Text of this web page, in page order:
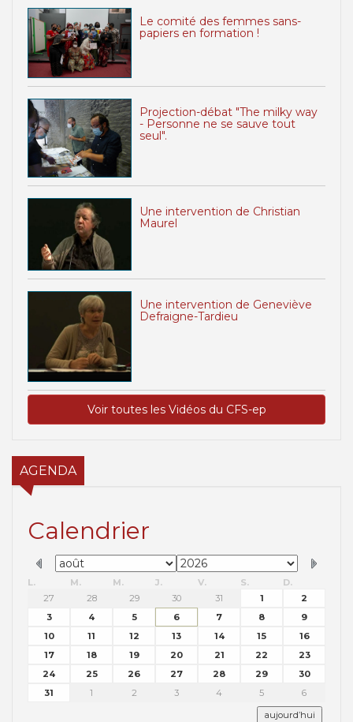
Le comité des femmes sans-
papiers en formation !
Projection-débat "The milky way
- Personne ne se sauve tout
seul".
Une intervention de Christian
Maurel
Une intervention de Geneviève
Defraigne-Tardieu
Voir toutes les Vidéos du CFS-ep
AGENDA
Calendrier
L. M. M. J. V. S.
D.
27
28 29 30 31 1
2
3
4 5 6 7 8
9
10
11 12 13 14 15
16
17
18 19 20 21 22
23
24
25 26 27 28 29
30
31
1 2 3 4 5 6
aujourd’hui